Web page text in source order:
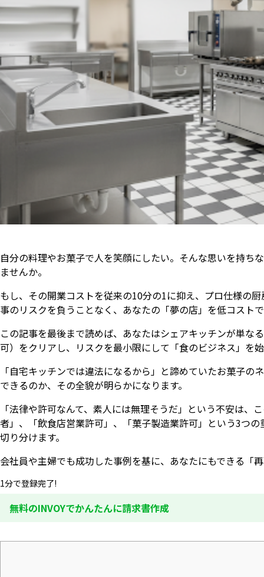
自分の料理やお菓子で人を笑顔にしたい。そんな思いを持ち
ませんか。
もし、その開業コストを従来の10分の1に抑え、プロ仕様の
事のリスクを負うことなく、あなたの「夢の店」を低コスト
この記事を最後まで読めば、あなたはシェアキッチンが単な
可）をクリアし、リスクを最小限にして「食のビジネス」を
「自宅キッチンでは違法になるから」と諦めていたお菓子
できるのか、その全貌が明らかになります。
「法律や許可なんて、素人には無理そうだ」という不安は
者」、「飲食店営業許可」、「菓子製造業許可」という3つ
切り分けます。
会社員や主婦でも成功した事例を基に、あなたにもできる「
1分で登録完了!
無料のINVOYでかんたんに請求書作成